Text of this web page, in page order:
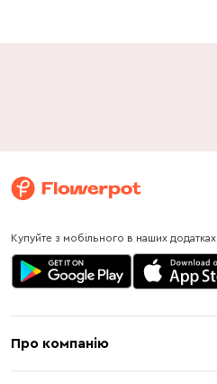
Купуйте з мобільного в наших додатках
Про компанію